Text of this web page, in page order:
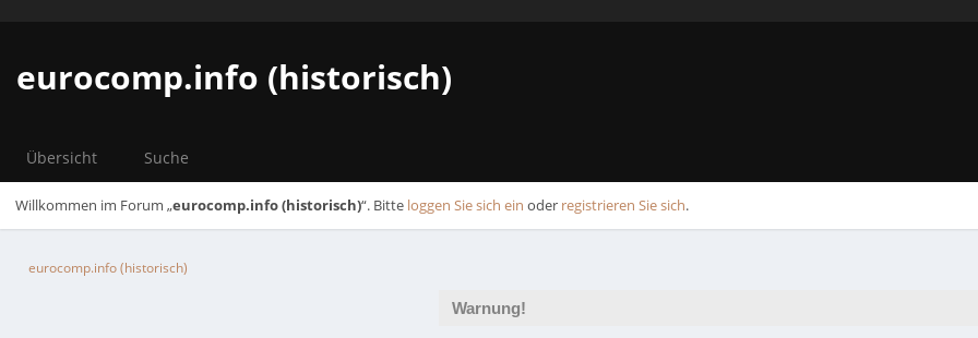
eurocomp.info (historisch)
Übersicht Suche
Willkommen im Forum „eurocomp.info (historisch)“. Bitte loggen Sie sich ein oder registrieren Sie sich.
eurocomp.info (historisch)
Warnung!